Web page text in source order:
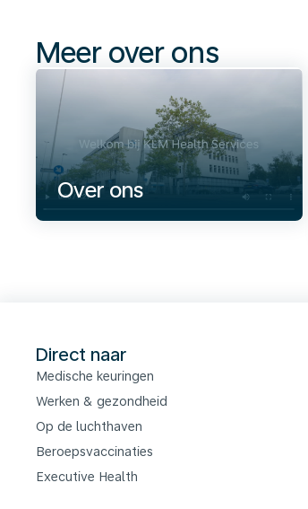
Meer over ons
Over ons
Direct naar
Medische keuringen
Werken & gezondheid
Op de luchthaven
Beroepsvaccinaties
Executive Health